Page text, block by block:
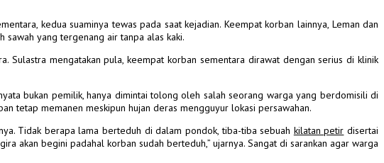
kedua suaminya tewas pada saat kejadian. Keempat korban lainnya, Leman dan
sawah yang tergenang air tanpa alas kaki.
Sulastra mengatakan pula, keempat korban sementara dirawat dengan serius di klinik
bukan pemilik, hanya dimintai tolong oleh salah seorang warga yang berdomisili di
tetap memanen meskipun hujan deras mengguyur lokasi persawahan.
Tidak berapa lama berteduh di dalam pondok, tiba-tiba sebuah kilatan petir disertai
akan begini padahal korban sudah berteduh,” ujarnya. Sangat di sarankan agar warga